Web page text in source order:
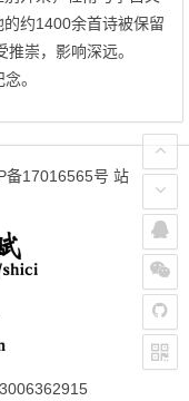
的约1400余首诗被保留
崇，影响深远。
。
备17016565号 站